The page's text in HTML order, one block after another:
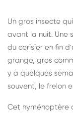
Un gros insecte
avant la nuit. Une
du cerisier en fin
grange, gros
y a quelques
souvent, le frelon
Cet hyménoptère